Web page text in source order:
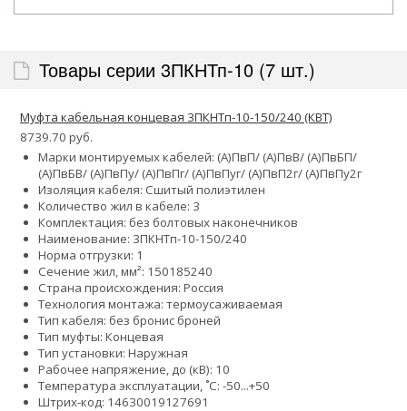
Товары серии 3ПКНТп-10 (7 шт.)
Муфта кабельная концевая 3ПКНТп-10-150/240 (КВТ)
8739.70 руб.
Марки монтируемых кабелей: (А)ПвП/ (А)ПвВ/ (А)ПвБП/
(А)ПвБВ/ (А)ПвПу/ (А)ПвПг/ (А)ПвПуг/ (А)ПвП2г/ (А)ПвПу2г
Изоляция кабеля: Сшитый полиэтилен
Количество жил в кабеле: 3
Комплектация: без болтовых наконечников
Наименование: 3ПКНТп-10-150/240
Норма отгрузки: 1
Сечение жил, мм²: 150185240
Страна происхождения: Россия
Технология монтажа: термоусаживаемая
Тип кабеля: без бронис броней
Тип муфты: Концевая
Тип установки: Наружная
Рабочее напряжение, до (кВ): 10
Температура эксплуатации, ˚С: -50...+50
Штрих-код: 14630019127691